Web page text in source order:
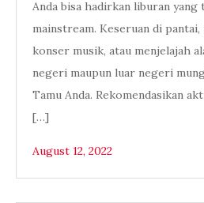
Anda bisa hadirkan liburan
mainstream. Keseruan di
konser musik, atau menjelajah
negeri maupun luar negeri
Tamu Anda. Rekomendasikan
[…]
August 12, 2022